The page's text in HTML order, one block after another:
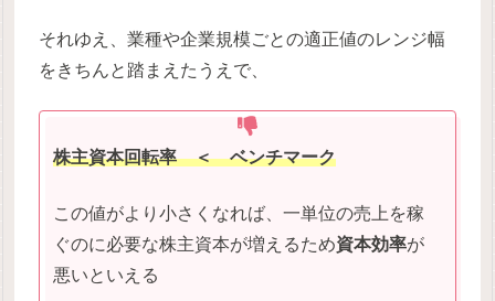
それゆえ、業種や企業規模ごとの適正値のレンジ幅
をきちんと踏まえたうえで、
株主資本回転率＜ ベンチマーク
この値がより小さくなれば、一単位の売上を稼
ぐのに必要な株主資本が増えるため資本効率が
悪いといえる